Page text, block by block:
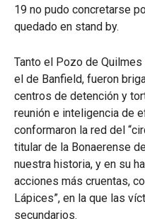
19 no pudo concretarse
quedado en stand by.
Tanto el Pozo de
el de Banfield, fueron
centros de detención y
reunión e inteligencia de
conformaron la red del
titular de la Bonaerense
nuestra historia, y en su
acciones más cruentas,
Lápices”, en la que las
secundarios.